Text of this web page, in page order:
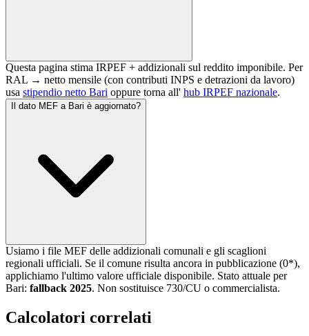
Questa pagina stima IRPEF + addizionali sul reddito imponibile. Per
RAL → netto mensile (con contributi INPS e detrazioni da lavoro)
usa stipendio netto Bari oppure torna all' hub IRPEF nazionale.
Il dato MEF a Bari è aggiornato?
Usiamo i file MEF delle addizionali comunali e gli scaglioni
regionali ufficiali. Se il comune risulta ancora in pubblicazione (0*),
applichiamo l'ultimo valore ufficiale disponibile. Stato attuale per
Bari: fallback 2025. Non sostituisce 730/CU o commercialista.
Calcolatori correlati